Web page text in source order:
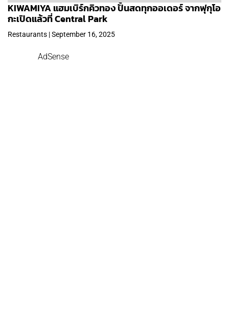
KIWAMIYA แฮมเบิร์กคิวทอง ปั้นสดทุกออเดอร์ จากฟุกุโอ
กะเปิดแล้วที่ Central Park
Restaurants | September 16, 2025
AdSense